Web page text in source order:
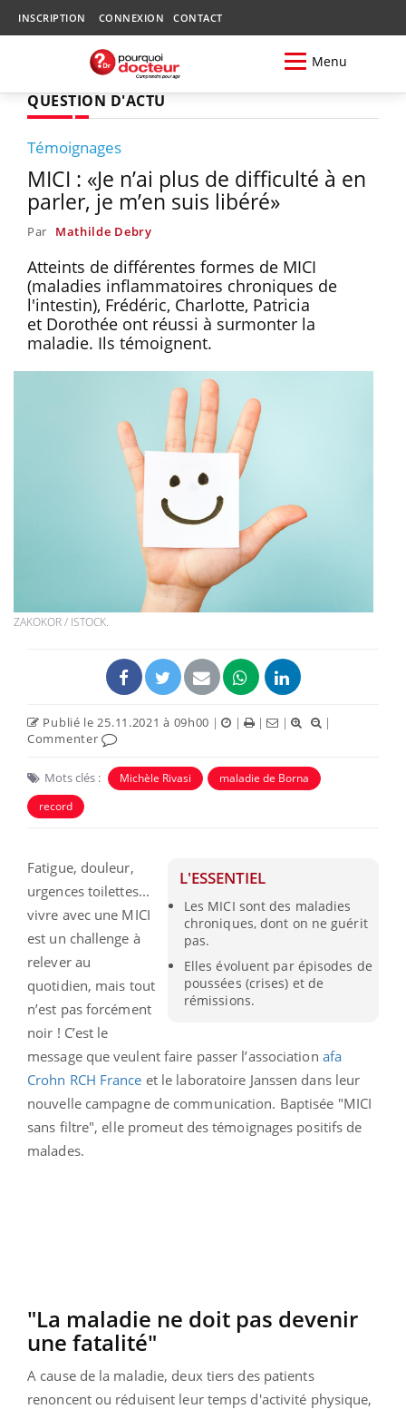
INSCRIPTION CONNEXION CONTACT
Menu
QUESTION D'ACTU
Témoignages
MICI : «Je n’ai plus de difficulté à en
parler, je m’en suis libéré»
Par Mathilde Debry
Atteints de différentes formes de MICI
(maladies inflammatoires chroniques de
l'intestin), Frédéric, Charlotte, Patricia
et Dorothée ont réussi à surmonter la
maladie. Ils témoignent.
ZAKOKOR / ISTOCK.
Publié le 25.11.2021 à 09h00 | | | |
|
Commenter
Mots clés : Michèle Rivasi
maladie de Borna
record
L'ESSENTIEL
Les MICI sont des maladies
chroniques, dont on ne guérit
pas.
Elles évoluent par épisodes de
poussées (crises) et de
rémissions.
Fatigue, douleur,
urgences toilettes...
vivre avec une MICI
est un challenge à
relever au
quotidien, mais tout
n’est pas forcément
noir ! C’est le
message que veulent faire passer l’association afa
Crohn RCH France et le laboratoire Janssen dans leur
nouvelle campagne de communication. Baptisée "MICI
sans filtre", elle promeut des témoignages positifs de
malades.
"La maladie ne doit pas devenir
une fatalité"
A cause de la maladie, deux tiers des patients
renoncent ou réduisent leur temps d'activité physique,